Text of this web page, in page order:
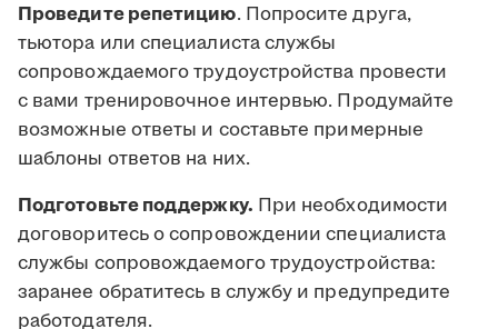
Проведите репетицию. Попросите друга,
тьютора или специалиста службы
сопровождаемого трудоустройства провести
с вами тренировочное интервью. Продумайте
возможные ответы и составьте примерные
шаблоны ответов на них.
Подготовьте поддержку. При необходимости
договоритесь о сопровождении специалиста
службы сопровождаемого трудоустройства:
заранее обратитесь в службу и предупредите
работодателя.